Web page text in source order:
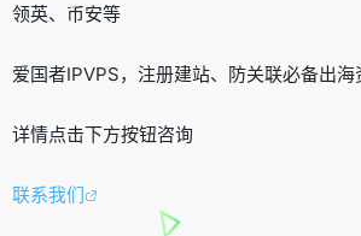
领英、币安等
爱国者IPVPS，注册建站、防关联必备出海
详情点击下方按钮咨询
联系我们